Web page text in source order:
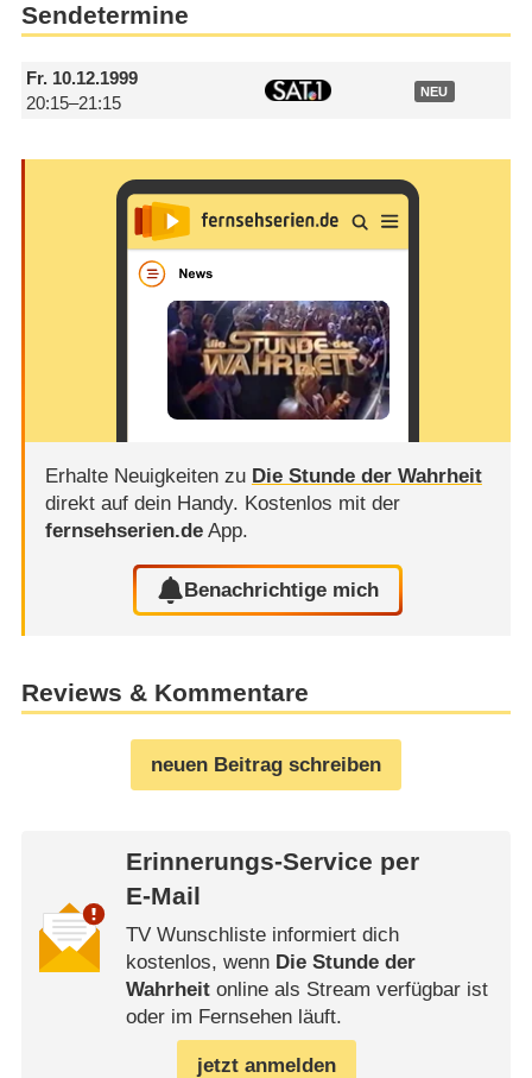
Sendetermine
Fr.10.12.1999
20:15–21:15
NEU
Erhalte Neuigkeiten zu Die Stunde der Wahrheit
direkt auf dein Handy. Kostenlos mit der
fernsehserien.deApp.
Benachrichtige mich
Reviews & Kommentare
neuen Beitrag schreiben
Erinnerungs-Service per
E-Mail
TV Wunschliste informiert dich
kostenlos, wenn Die Stunde der
Wahrheitonline als Stream verfügbar ist
oder im Fernsehen läuft.
jetzt anmelden